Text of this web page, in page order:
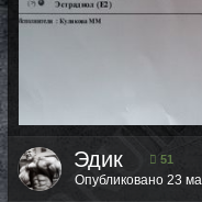
Эдик 51
Опубликовано 23